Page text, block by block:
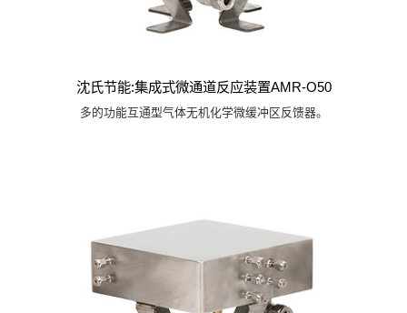
沈氏节能:集成式微通道反应装置AMR-O50
多的功能互通型气体无机化学微缓冲区反馈器。